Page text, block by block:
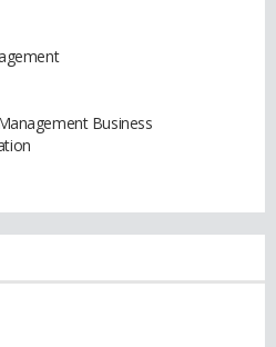
Business